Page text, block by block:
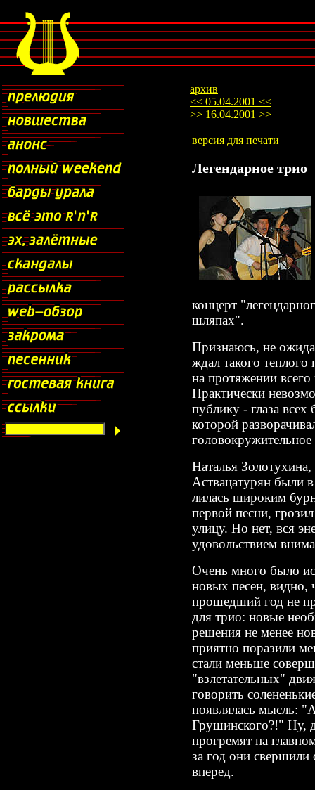
архив
<< 05.04.2001 <<
>> 16.04.2001 >>
версия для печати
Легендарное трио
концерт
шляпах".
Признаюсь, не
ждал такого
на протяжении всего
Практически
публику - глаза
которой
Наталья
Аствацатурян были
лилась широким
первой песни,
улицу. Но нет, вся
удовольствием
Очень много было
новых песен, видно,
прошедший год не
для трио: новые
решения не менее
приятно поразили
стали меньше
"взлетательных"
говорить
появлялась мысль:
Грушинского?!" Ну,
прогремят на
за год они свершили
вперед.